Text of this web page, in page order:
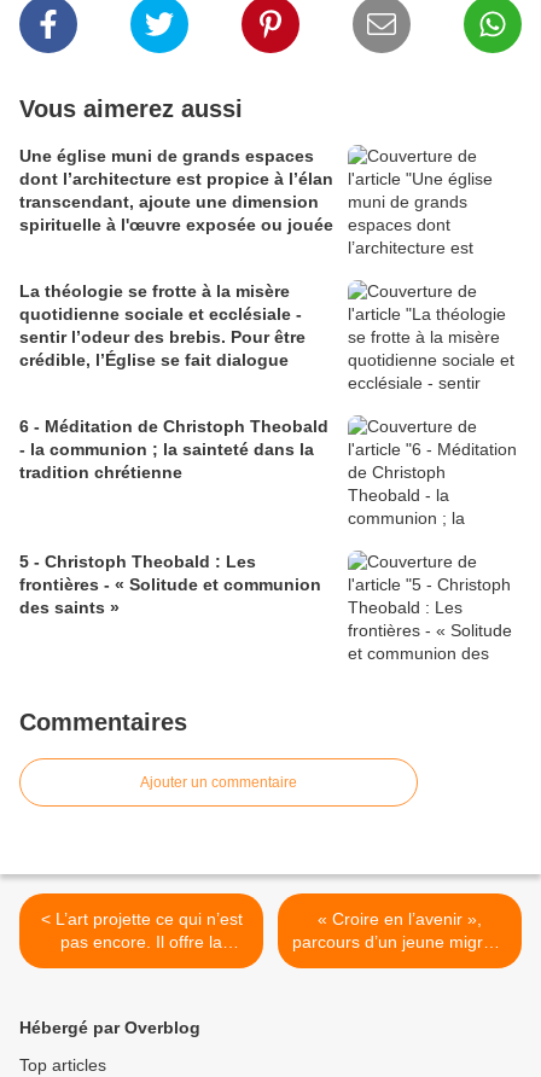
Vous aimerez aussi
Une église muni de grands espaces
dont l’architecture est propice à l’élan
transcendant, ajoute une dimension
spirituelle à l'œuvre exposée ou jouée
La théologie se frotte à la misère
quotidienne sociale et ecclésiale -
sentir l’odeur des brebis. Pour être
crédible, l’Église se fait dialogue
6 - Méditation de Christoph Theobald
- la communion ; la sainteté dans la
tradition chrétienne
5 - Christoph Theobald : Les
frontières - « Solitude et communion
des saints »
Commentaires
Ajouter un commentaire
< L’art projette ce qui n’est
pas encore. Il offre la
garantie mystérieuse que
d’art vrai
« Croire en l’avenir »,
parcours d’un jeune migrant
en France. L’accueil d’une
Hébergé par Overblog
Top articles